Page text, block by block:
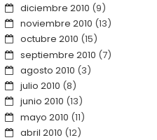
diciembre 2010 (9)
noviembre 2010 (13)
octubre 2010 (15)
septiembre 2010 (7)
agosto 2010 (3)
julio 2010 (8)
junio 2010 (13)
mayo 2010 (11)
abril 2010 (12)